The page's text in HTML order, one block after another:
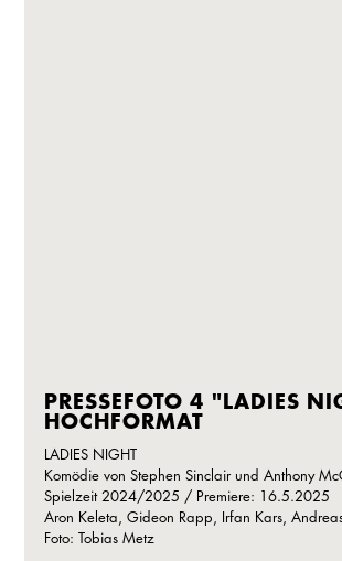
PRESSEFOTO 4 "LADIES
HOCHFORMAT
LADIES NIGHT
Komödie von Stephen Sinclair und Anthony
Spielzeit 2024/2025 / Premiere: 16.5.2025
Aron Keleta, Gideon Rapp, Irfan Kars,
Foto: Tobias Metz